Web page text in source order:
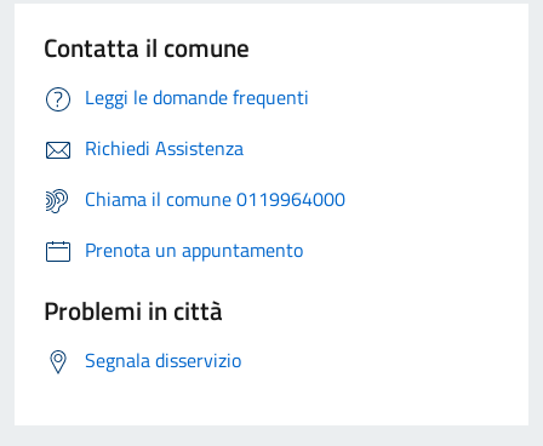
Contatta il comune
Leggi le domande frequenti
Richiedi Assistenza
Chiama il comune 0119964000
Prenota un appuntamento
Problemi in città
Segnala disservizio